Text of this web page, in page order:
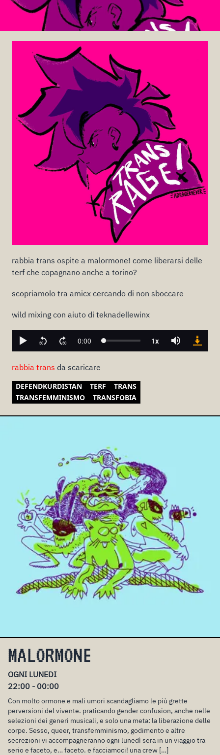
rabbia trans ospite a malormone! come liberarsi delle
terf che copagnano anche a torino?
scopriamolo tra amicx cercando di non sboccare
wild mixing con aiuto di teknadellewinx
rabbia trans da scaricare
DEFENDKURDISTAN TERF
TRANS
TRANSFEMMINISMO
TRANSFOBIA
MALORMONE
OGNI LUNEDI
22:00 - 00:00
Con molto ormone e mali umori scandagliamo le più grette
perversioni del vivente. praticando gender confusion, anche nelle
selezioni dei generi musicali, e solo una meta: la liberazione delle
corpe. Sesso, queer, transfemminismo, godimento e altre
secrezioni vi accompagneranno ogni lunedì sera in un viaggio tra
serio e faceto, e… faceto. e facciamoci! una crew […]